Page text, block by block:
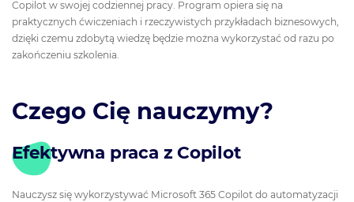
Copilot w swojej codziennej pracy. Program opiera się na
praktycznych ćwiczeniach i rzeczywistych przykładach biznesowych,
dzięki czemu zdobytą wiedzę będzie można wykorzystać od razu po
zakończeniu szkolenia.
Czego Cię nauczymy?
Efektywna praca z Copilot
Nauczysz się wykorzystywać Microsoft 365 Copilot do automatyzacji